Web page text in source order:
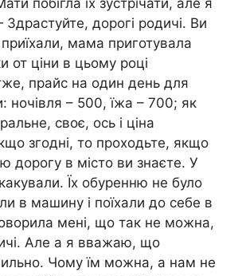
Здрастуйте, дорогі родичі. Ви
мама приготувала
от ціни в цьому році
прайс на один день для
ночівля – 500, їжа – 700; як
своє, ось і ціна
згодні, то проходьте, якщо
дорогу в місто ви знаєте. У
Їх обуренню не було
в машину і поїхали до себе в
мені, що так не можна,
Але а я вважаю, що
Чому їм можна, а нам не